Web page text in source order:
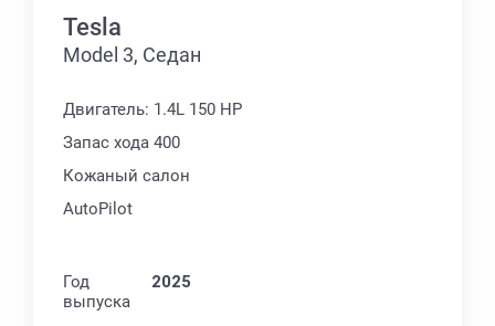
Tesla
Model 3, Седан
Двигатель: 1.4L 150 HP
Запас хода 400
Кожаный салон
AutoPilot
Год
выпуска
2025